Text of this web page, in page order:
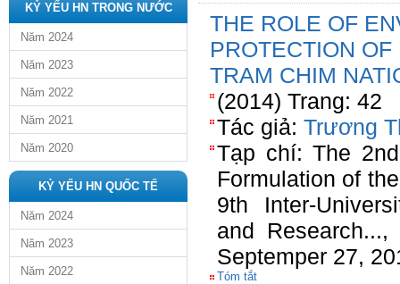
KỶ YẾU HN TRONG NƯỚC
Năm 2024
Năm 2023
Năm 2022
Năm 2021
Năm 2020
KỶ YẾU HN QUỐC TẾ
Năm 2024
Năm 2023
Năm 2022
THE ROLE OF
PROTECTION
TRAM CHIM
(2014) Trang: 42
Tác giả: Trương
Tạp chí: The
Formulation of
9th Inter-
and
Septemper 27,
Tóm tắt